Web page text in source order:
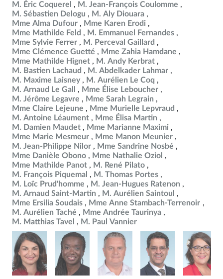
M. Éric Coquerel
M. Jean-François Coulomme
M. Sébastien Delogu
M. Aly Diouara
Mme Alma Dufour
Mme Karen Erodi
Mme Mathilde Feld
M. Emmanuel Fernandes
Mme Sylvie Ferrer
M. Perceval Gaillard
Mme Clémence Guetté
Mme Zahia Hamdane
Mme Mathilde Hignet
M. Andy Kerbrat
M. Bastien Lachaud
M. Abdelkader Lahmar
M. Maxime Laisney
M. Aurélien Le Coq
M. Arnaud Le Gall
Mme Élise Leboucher
M. Jérôme Legavre
Mme Sarah Legrain
Mme Claire Lejeune
Mme Murielle Lepvraud
M. Antoine Léaument
Mme Élisa Martin
M. Damien Maudet
Mme Marianne Maximi
Mme Marie Mesmeur
Mme Manon Meunier
M. Jean-Philippe Nilor
Mme Sandrine Nosbé
Mme Danièle Obono
Mme Nathalie Oziol
Mme Mathilde Panot
M. René Pilato
M. François Piquemal
M. Thomas Portes
M. Loïc Prud'homme
M. Jean-Hugues Ratenon
M. Arnaud Saint-Martin
M. Aurélien Saintoul
Mme Ersilia Soudais
Mme Anne Stambach-Terrenoir
M. Aurélien Taché
Mme Andrée Taurinya
M. Matthias Tavel
M. Paul Vannier